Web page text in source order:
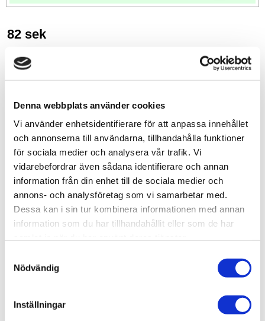
Denna webbplats använder cookies
Vi använder enhetsidentifierare för att anpassa innehållet
och annonserna till användarna, tillhandahålla funktioner
för sociala medier och analysera vår trafik. Vi
vidarebefordrar även sådana identifierare och annan
information från din enhet till de sociala medier och
annons- och analysföretag som vi samarbetar med.
Dessa kan i sin tur kombinera informationen med annan
information som du har tillhandahållit eller som de har
Nödvändig
Inställningar
82 sek
-
Lägg till i favoriter
Lagerstatus
Leveranstid
skickas från oss inom 0-1 vardagar
Allmänt
Omdömen